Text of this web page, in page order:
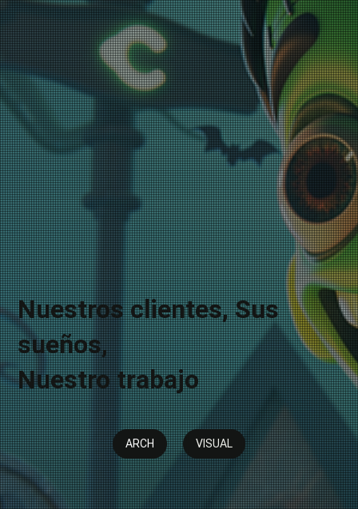
Nuestros clientes, Sus
sueños,
Nuestro trabajo
ARCH VISUAL